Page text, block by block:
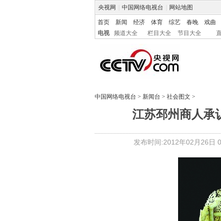
央视网 中国网络电视台 网站地图
首页 新闻 经济 体育 综艺 春晚
戏曲
电视
频道大全 栏目大全 节目大全
中国网络电视台 > 新闻台 > 社会图文 >
江苏邳州商人承
发布时间:2012年02月26日